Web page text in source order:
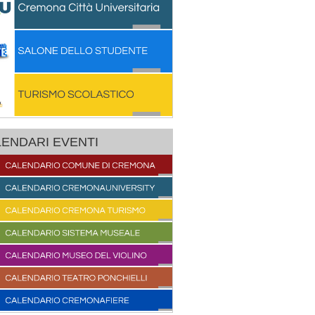
EVENTI